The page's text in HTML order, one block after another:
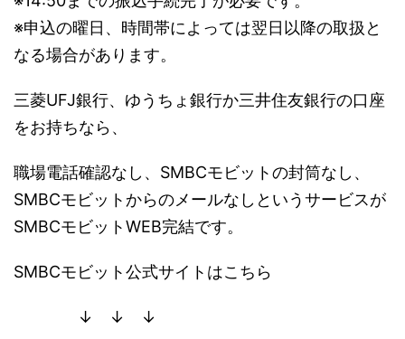
※申込の曜日、時間帯によっては翌日以降の取扱と
なる場合があります。
三菱UFJ銀行、ゆうちょ銀行か三井住友銀行の口座
をお持ちなら、
職場電話確認なし、SMBCモビットの封筒なし、
SMBCモビットからのメールなしというサービスが
SMBCモビットWEB完結です。
SMBCモビット公式サイトはこちら
↓ ↓ ↓